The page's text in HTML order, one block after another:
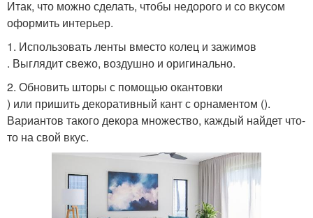
Итак, что можно сделать, чтобы недорого и со вкусом
оформить интерьер.
1. Использовать ленты вместо колец и зажимов
. Выглядит свежо, воздушно и оригинально.
2. Обновить шторы с помощью окантовки
) или пришить декоративный кант с орнаментом ().
Вариантов такого декора множество, каждый найдет что-
то на свой вкус.